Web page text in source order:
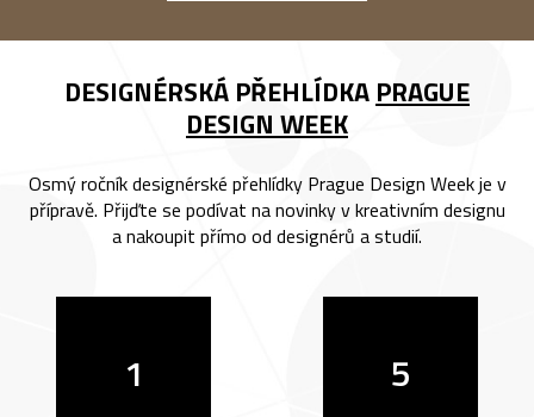
DESIGNÉRSKÁ PŘEHLÍDKA PRAGUE
DESIGN WEEK
Osmý ročník designérské přehlídky Prague Design Week je v
přípravě. Přijďte se podívat na novinky v kreativním designu
a nakoupit přímo od designérů a studií.
1 5